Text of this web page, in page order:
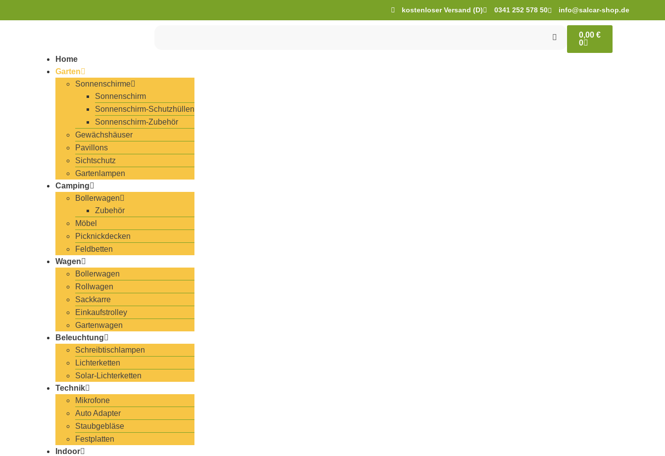
kostenloser Versand (D) 0341 252 578 50 info@salcar-shop.de
0,00€
0
Home
Garten
Sonnenschirme
Sonnenschirm
Sonnenschirm-Schutzhüllen
Sonnenschirm-Zubehör
Gewächshäuser
Pavillons
Sichtschutz
Gartenlampen
Camping
Bollerwagen
Zubehör
Möbel
Picknickdecken
Feldbetten
Wagen
Bollerwagen
Rollwagen
Sackkarre
Einkaufstrolley
Gartenwagen
Beleuchtung
Schreibtischlampen
Lichterketten
Solar-Lichterketten
Technik
Mikrofone
Auto Adapter
Staubgebläse
Festplatten
Indoor